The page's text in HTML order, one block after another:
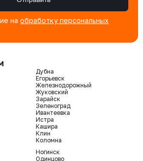
на обработку персональных
Дубна
Егорьевск
Железнодорожный
Жуковский
Зарайск
Зеленоград
Ивантеевка
Истра
Кашира
Клин
Коломна
Ногинск
Одинцово